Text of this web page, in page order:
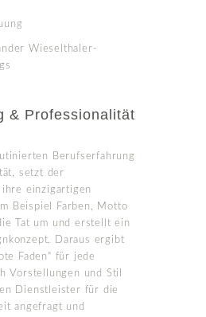
Wieselthaler-
& Professionalität
Berufserfahrung
setzt der
einzigartigen
Beispiel Farben, Motto
Tat um und erstellt ein
Daraus ergibt
Faden“ für jede
Vorstellungen und Stil
Dienstleister für die
angefragt und